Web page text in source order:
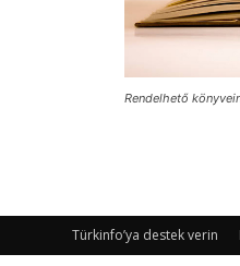
Rendelhető
Türkinfo’ya destek verin